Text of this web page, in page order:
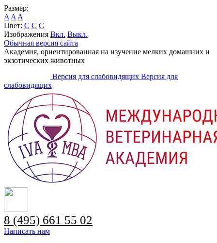
Размер:
A A A
Цвет: C C C
Изображения Вкл. Выкл.
Обычная версия сайта
Академия, ориентированная на изучение мелких домашних и
экзотических животных
Версия для слабовидящих Версия для
слабовидящих
8 (495) 661 55 02
Написать нам